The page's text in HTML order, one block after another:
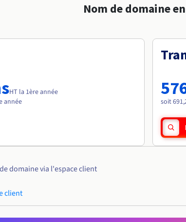
Nom de domaine
HT la 1ère année
année
soit
domaine via l'espace client
client